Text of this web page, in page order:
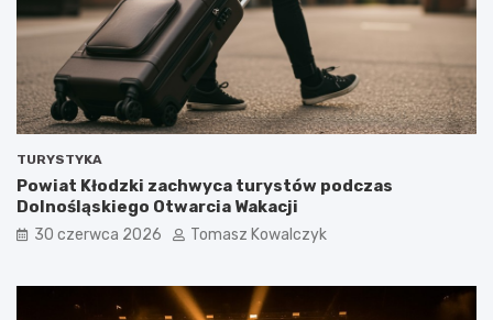
TURYSTYKA
Powiat Kłodzki zachwyca turystów podczas
Dolnośląskiego Otwarcia Wakacji
30 czerwca 2026 Tomasz Kowalczyk